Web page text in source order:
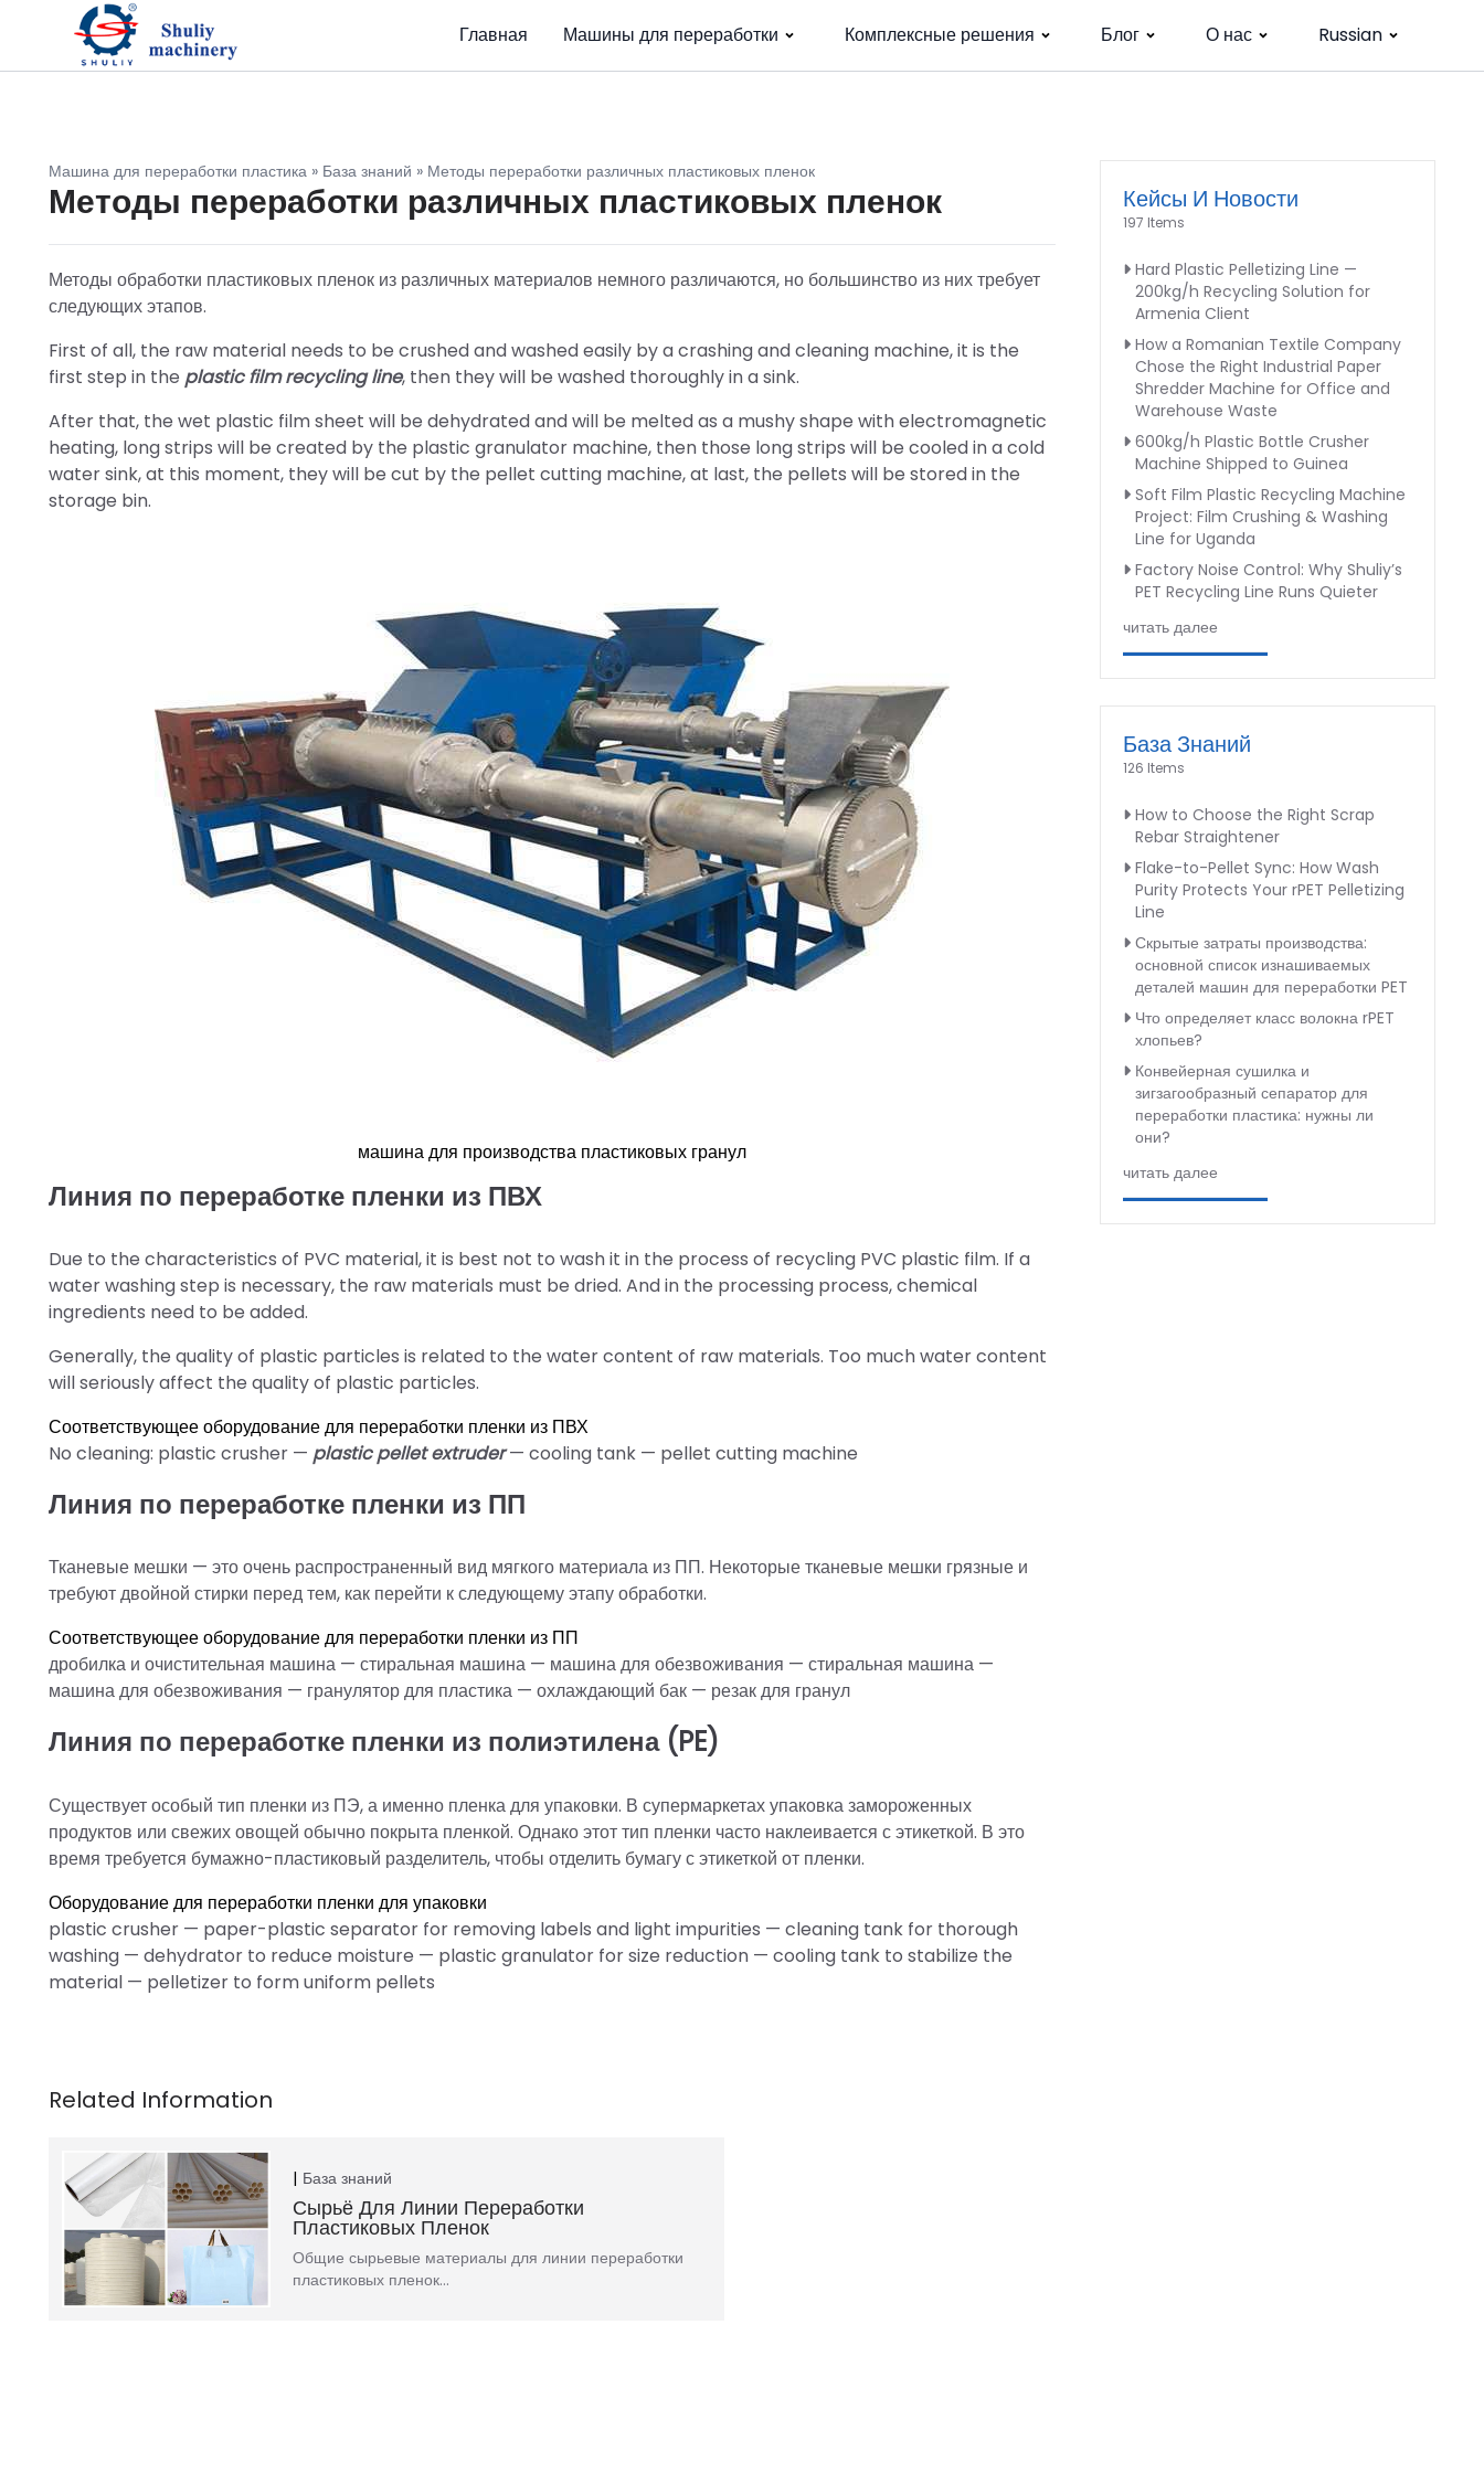
Главная Машины для переработки Комплексные решения Блог О нас Russian
Машина для переработки пластика » База знаний » Методы переработки различных пластиковых пленок
Методы переработки различных пластиковых пленок
Методы обработки пластиковых пленок из различных материалов немного различаются, но большинство из них требует
следующих этапов.
First of all, the raw material needs to be crushed and washed easily by a crashing and cleaning machine, it is the
first step in the plastic film recycling line, then they will be washed thoroughly in a sink.
After that, the wet plastic film sheet will be dehydrated and will be melted as a mushy shape with electromagnetic
heating, long strips will be created by the plastic granulator machine, then those long strips will be cooled in a cold
water sink, at this moment, they will be cut by the pellet cutting machine, at last, the pellets will be stored in the
storage bin.
машина для производства пластиковых гранул
Линия по переработке пленки из ПВХ
Due to the characteristics of PVC material, it is best not to wash it in the process of recycling PVC plastic film. If a
water washing step is necessary, the raw materials must be dried. And in the processing process, chemical
ingredients need to be added.
Generally, the quality of plastic particles is related to the water content of raw materials. Too much water content
will seriously affect the quality of plastic particles.
Соответствующее оборудование для переработки пленки из ПВХ
No cleaning: plastic crusher — plastic pellet extruder— cooling tank — pellet cutting machine
Линия по переработке пленки из ПП
Тканевые мешки — это очень распространенный вид мягкого материала из ПП. Некоторые тканевые мешки грязные и
требуют двойной стирки перед тем, как перейти к следующему этапу обработки.
Соответствующее оборудование для переработки пленки из ПП
дробилка и очистительная машина — стиральная машина — машина для обезвоживания — стиральная машина —
машина для обезвоживания — гранулятор для пластика — охлаждающий бак — резак для гранул
Линия по переработке пленки из полиэтилена (PE)
Существует особый тип пленки из ПЭ, а именно пленка для упаковки. В супермаркетах упаковка замороженных
продуктов или свежих овощей обычно покрыта пленкой. Однако этот тип пленки часто наклеивается с этикеткой. В это
время требуется бумажно-пластиковый разделитель, чтобы отделить бумагу с этикеткой от пленки.
Оборудование для переработки пленки для упаковки
plastic crusher — paper-plastic separator for removing labels and light impurities — cleaning tank for thorough
washing — dehydrator to reduce moisture — plastic granulator for size reduction — cooling tank to stabilize the
material — pelletizer to form uniform pellets
Кейсы И Новости
197 Items
Hard Plastic Pelletizing Line —
200kg/h Recycling Solution for
Armenia Client
How a Romanian Textile Company
Chose the Right Industrial Paper
Shredder Machine for Office and
Warehouse Waste
600kg/h Plastic Bottle Crusher
Machine Shipped to Guinea
Soft Film Plastic Recycling Machine
Project: Film Crushing & Washing
Line for Uganda
Factory Noise Control: Why Shuliy’s
PET Recycling Line Runs Quieter
читать далее
База Знаний
126 Items
How to Choose the Right Scrap
Rebar Straightener
Flake-to-Pellet Sync: How Wash
Purity Protects Your rPET Pelletizing
Line
Скрытые затраты производства:
основной список изнашиваемых
деталей машин для переработки PET
Что определяет класс волокна rPET
хлопьев?
Конвейерная сушилка и
зигзагообразный сепаратор для
переработки пластика: нужны ли
они?
читать далее
База знаний
Сырьё Для Линии Переработки
Пластиковых Пленок
Общие сырьевые материалы для линии переработки
пластиковых пленок…